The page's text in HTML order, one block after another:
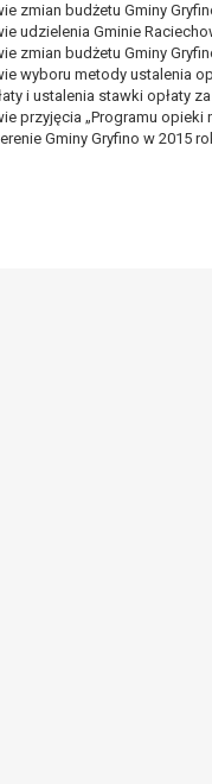
zmian budżetu Gminy
udzielenia Gminie
zmian budżetu Gminy
wyboru metody ustalenia
i ustalenia stawki opłaty
przyjęcia „Programu
Gminy Gryfino w 2015
przez instytucje
władzy publicznej
wcześniej udzielonej
udostępniane innym
przepisów prawa.
jakiego zostały
dotyczą przetwarzanie
odbywa się
roszczeń, a w
są
dokumentacji projektu
Panu:
na podstawie art. 17
przetwarzane,
która jest
z przepisów